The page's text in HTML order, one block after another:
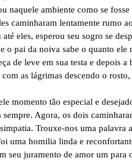
naquele ambiente como se
caminharam lentamente rumo
eles, esperou seu sogro se
o pai da noiva sabe o quanto
de leve em sua testa e depois
com as lágrimas descendo o
momento tão especial e
Agora, os dois
Trouxe-nos uma
uma homilia linda e
seu juramento de amor um